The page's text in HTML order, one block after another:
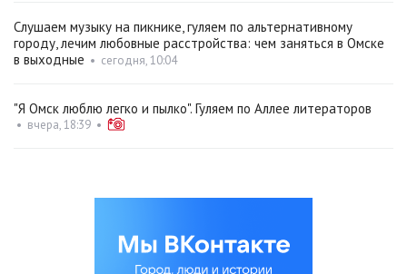
Слушаем музыку на пикнике, гуляем по альтернативному
городу, лечим любовные расстройства: чем заняться в Омске
в выходные • сегодня, 10:04
"Я Омск люблю легко и пылко". Гуляем по Аллее литераторов
• вчера, 18:39 •